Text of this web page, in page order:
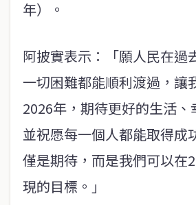
年）。
阿披實表示：「願人民在過
一切困難都能順利渡過，讓
2026年，期待更好的生活、
並祝愿每一個人都能取得成
僅是期待，而是我們可以在
現的目標。」